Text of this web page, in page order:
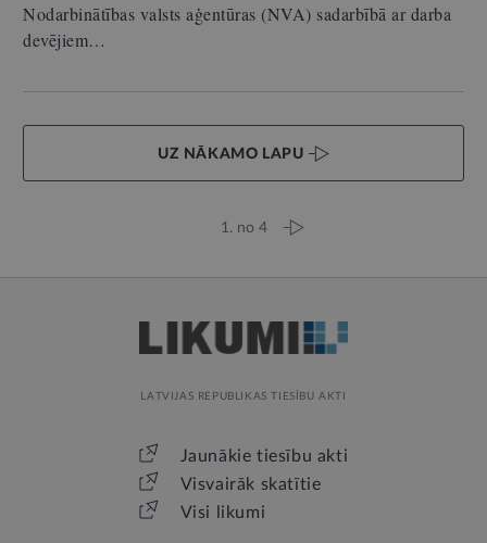
Nodarbinātības valsts aģentūras (NVA) sadarbībā ar darba
devējiem…
UZ NĀKAMO LAPU
1. no 4
LATVIJAS REPUBLIKAS TIESĪBU AKTI
Jaunākie tiesību akti
Visvairāk skatītie
Visi likumi